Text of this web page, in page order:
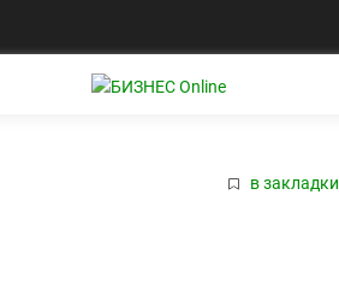
в закладки